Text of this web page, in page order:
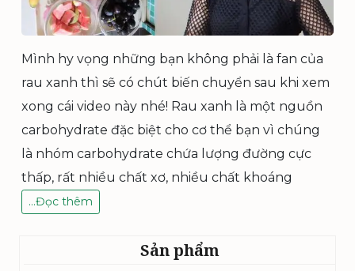
P
H
N
K
H
I
H
Á
X
Ạ
T
Mình hy vọng những bạn không phải là fan của
rau xanh thì sẽ có chút biến chuyển sau khi xem
xong cái video này nhé! Rau xanh là một nguồn
carbohydrate đặc biệt cho cơ thể bạn vì chúng
là nhóm carbohydrate chứa lượng đường cực
thấp, rất nhiều chất xơ, nhiều chất khoáng
…L
Ợ
Đọc thêm
Sản phẩm